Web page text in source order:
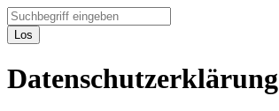
Los
Datenschutzerklärung